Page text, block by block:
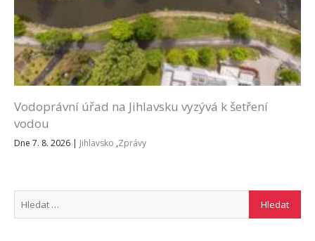
Vodoprávní úřad na Jihlavsku vyzývá k šetření
vodou
Dne 7. 8. 2026 | Jihlavsko ,Zprávy